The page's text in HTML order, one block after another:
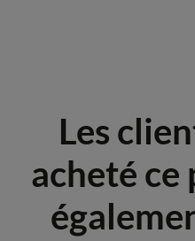
Les
acheté